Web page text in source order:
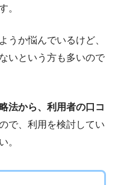
。
うか悩んでいるけど、
いという方も多いので
法から、利用者の口コ
で、利用を検討してい
。